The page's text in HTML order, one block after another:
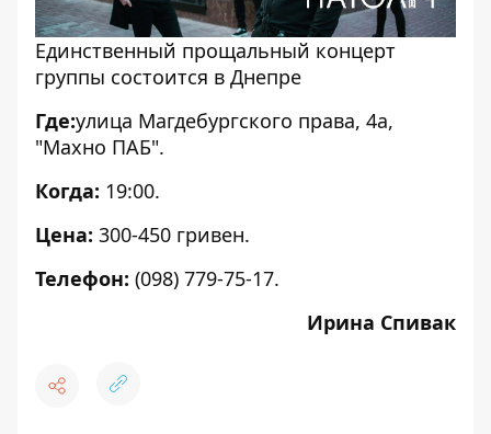
Единственный прощальный концерт
группы состоится в Днепре
Где:улица Магдебургского права, 4а,
"Махно ПАБ".
Когда: 19:00.
Цена: 300-450 гривен.
Телефон: (098) 779-75-17.
Ирина Спивак